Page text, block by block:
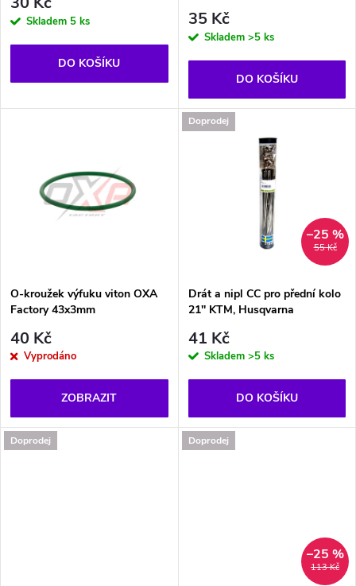
r
d
r
o
ů
Skladem 5 ks
DO KOŠÍKU
35 Kč
Skladem >5 ks
DO KOŠÍKU
O-kroužek výfuku viton OXA
Factory 43x3mm
40 Kč
Vyprodáno
ZOBRAZIT
Doprodej
55 Kč
–25 %
Drát a nipl CC pro přední kolo
21'' KTM, Husqvarna
41 Kč
Skladem >5 ks
DO KOŠÍKU
Doprodej Doprodej
113 Kč
–25 %